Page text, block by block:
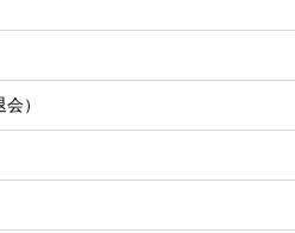
）